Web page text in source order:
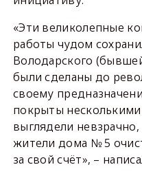
«Эти великолепные
работы чудом
Володарского
были сделаны до
своему
покрыты
выглядели
жители дома № 5
за свой счёт», –